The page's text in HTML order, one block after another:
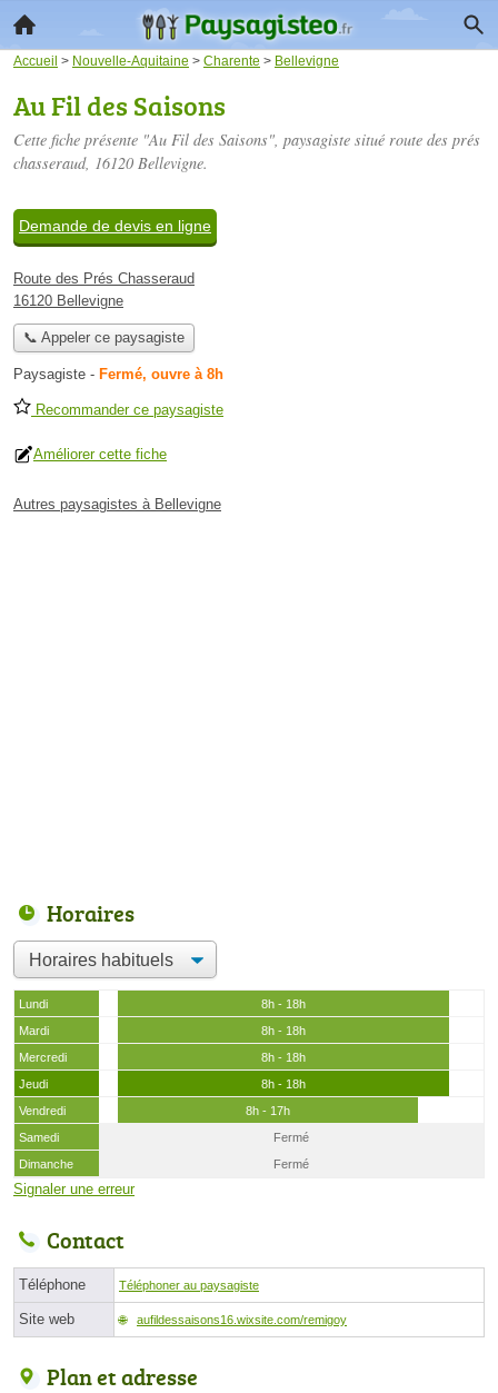
Accueil > Nouvelle-Aquitaine > Charente > Bellevigne
Au Fil des Saisons
Cette fiche présente "Au Fil des Saisons", paysagiste situé route des prés
chasseraud, 16120 Bellevigne.
Demande de devis en ligne
Route des Prés Chasseraud
16120 Bellevigne
📞 Appeler ce paysagiste
Paysagiste - Fermé, ouvre à 8h
Recommander ce paysagiste
Améliorer cette fiche
Autres paysagistes à Bellevigne
Horaires
Lundi
8h - 18h
Mardi
8h - 18h
Mercredi
8h - 18h
Jeudi
8h - 18h
Vendredi
8h - 17h
Samedi
Fermé
Dimanche
Fermé
Signaler une erreur
Contact
Téléphone Téléphoner au paysagiste
Site web aufildessaisons16.wixsite.com/remigoy
Plan et adresse